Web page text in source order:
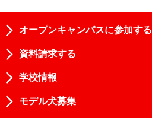
オープンキャンパスに参加する
資料請求する
学校情報
モデル犬募集